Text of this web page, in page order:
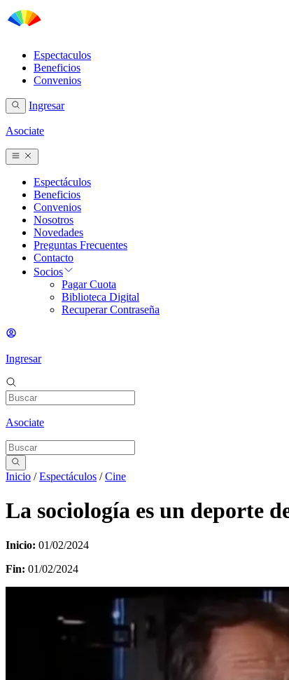
Espectaculos
Beneficios
Convenios
Ingresar
Asociate
Espectáculos
Beneficios
Convenios
Nosotros
Novedades
Preguntas Frecuentes
Contacto
Socios
Pagar Cuota
Biblioteca Digital
Recuperar Contraseña
Ingresar
Asociate
Inicio /Espectáculos /Cine
La sociología es un deporte
Inicio: 01/02/2024
Fin: 01/02/2024